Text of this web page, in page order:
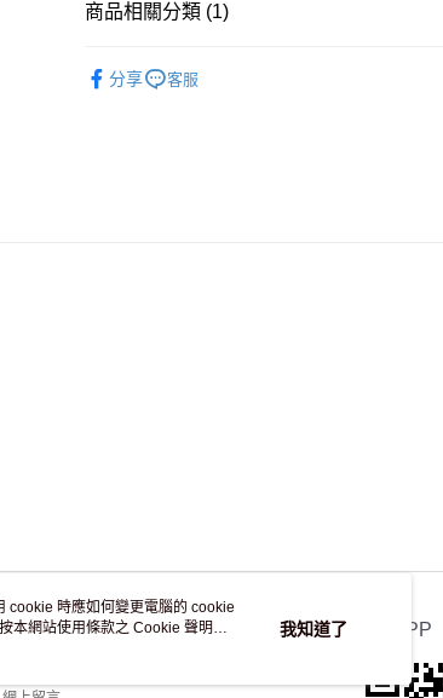
JD京東物流，訂單確認發貨後2-4個工作天送達
商品相關分類 (1)
分享
客服
客戶服務 官方APP
cookie 時應如何變更電腦的 cookie
本網站使用條款之 Cookie 聲明使
我知道了